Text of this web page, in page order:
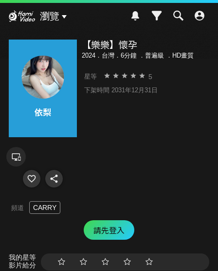
瀏覽
【樂樂】懷孕
2024．台灣．6分鐘 ． 普遍級 ．HD畫質
星等 5
下架時間 2031年12月31日
頻道 CARRY
請先登入
我的星等
影片給分